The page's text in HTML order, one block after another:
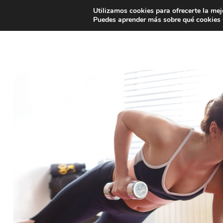
INICIO ¿QUE ES EASYAID?
Utilizamos cookies para ofrecerte la
Puedes aprender más sobre qué